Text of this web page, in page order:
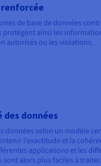
de base de données
protègent ainsi les
autorisés ou les violations.
données
données selon un modèle
l’exactitude et la
applications et les
sont alors plus faciles à traiter.